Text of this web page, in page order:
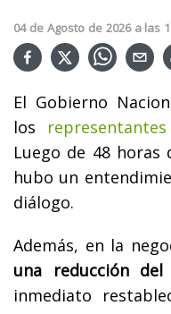
04 de Agosto de 2026 a las
El Gobierno
los
Luego de 48 horas
hubo un
diálogo.
Además, en la
una reducción
inmediato